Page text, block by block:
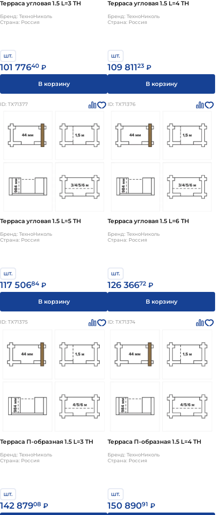
Терраса угловая 1.5 L=3 ТН
Бренд: ТехноНиколь
Страна: Россия
шт.
101 77640 ₽
В корзину
Терраса угловая 1.5 L=4 ТН
Бренд: ТехноНиколь
Страна: Россия
шт.
109 81123 ₽
В корзину
ID: ТХ71377
Терраса угловая 1.5 L=5 ТН
Бренд: ТехноНиколь
Страна: Россия
шт.
117 50684 ₽
В корзину
ID: ТХ71376
Терраса угловая 1.5 L=6 ТН
Бренд: ТехноНиколь
Страна: Россия
шт.
126 36672 ₽
В корзину
ID: ТХ71375
Терраса П-образная 1.5 L=3 ТН
Бренд: ТехноНиколь
Страна: Россия
шт.
142 87908 ₽
ID: ТХ71374
Терраса П-образная 1.5 L=4 ТН
Бренд: ТехноНиколь
Страна: Россия
шт.
150 89091 ₽